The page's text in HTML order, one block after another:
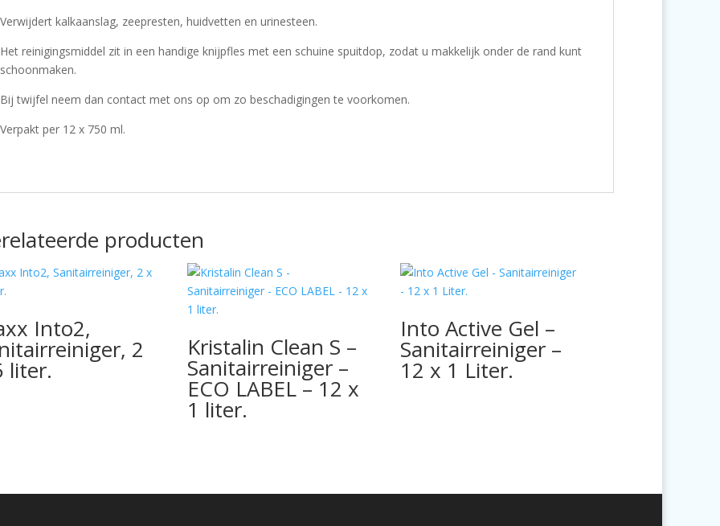
Verwijdert kalkaanslag, zeepresten, huidvetten en urinesteen.
Het reinigingsmiddel zit in een handige knijpfles met een schuine spuitdop, zodat u makkelijk onder de rand kunt
schoonmaken.
Bij twijfel neem dan contact met ons op om zo beschadigingen te voorkomen.
Verpakt per 12 x 750 ml.
producten
Into2,
2
liter.
Kristalin Clean S –
Sanitairreiniger –
ECO LABEL – 12 x
1 liter.
Into Active Gel –
Sanitairreiniger –
12 x 1 Liter.